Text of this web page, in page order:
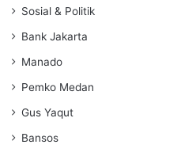
Sosial & Politik
Bank Jakarta
Manado
Pemko Medan
Gus Yaqut
Bansos